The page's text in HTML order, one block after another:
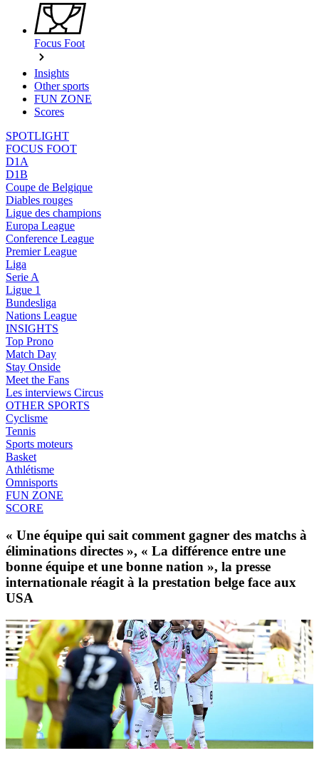
Focus Foot
Insights
Other sports
FUN ZONE
Scores
SPOTLIGHT
FOCUS FOOT
D1A
D1B
Coupe de Belgique
Diables rouges
Ligue des champions
Europa League
Conference League
Premier League
Liga
Serie A
Ligue 1
Bundesliga
Nations League
INSIGHTS
Top Prono
Match Day
Stay Onside
Meet the Fans
Les interviews Circus
OTHER SPORTS
Cyclisme
Tennis
Sports moteurs
Basket
Athlétisme
Omnisports
FUN ZONE
SCORE
« Une équipe qui sait comment gagner des matchs à
éliminations directes », « La différence entre une
bonne équipe et une bonne nation », la presse
internationale réagit à la prestation belge face aux
USA